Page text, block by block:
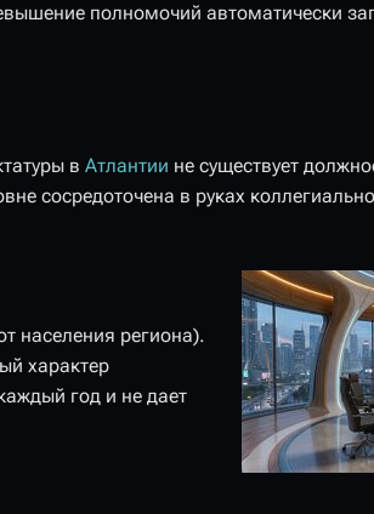
полномочий автоматически
в Атлантии не существует
сосредоточена в руках
населения региона).
характер
год и не дает